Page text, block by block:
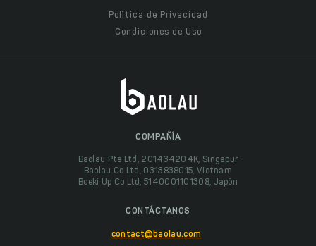
Política de Privacidad
Condiciones de Uso
COMPAÑÍA
Baolau Pte Ltd, 201434204K, Singapur
Baolau Co Ltd, 0313838015, Vietnam
Boeki Up Co Ltd, 5140001101308, Japón
CONTÁCTANOS
contact@baolau.com